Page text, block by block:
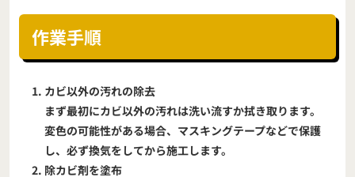
作業手順
カビ以外の汚れの除去
まず最初にカビ以外の汚れは洗い流すか拭き取ります。
変色の可能性がある場合、マスキングテープなどで保護
し、必ず換気をしてから施工します。
除カビ剤を塗布